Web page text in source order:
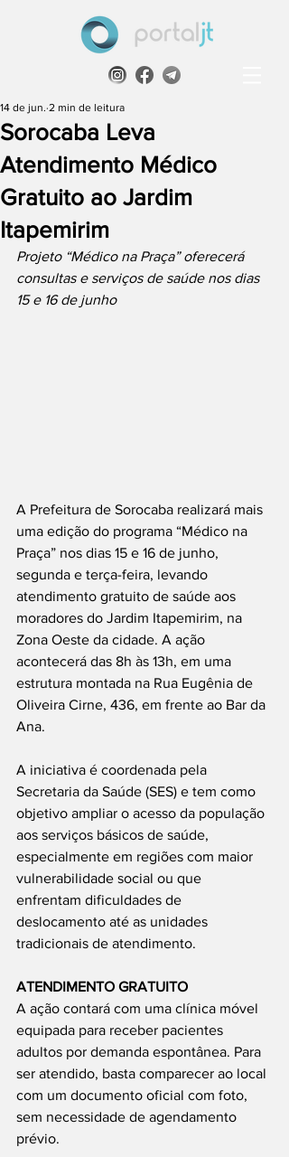
Sorocaba Leva
Atendimento Médico
Gratuito ao Jardim
Itapemirim
14 de jun. 2 min de leitura
Projeto “Médico na Praça” oferecerá
consultas e serviços de saúde nos dias
15 e 16 de junho
A Prefeitura de Sorocaba realizará mais
uma edição do programa “Médico na
Praça” nos dias 15 e 16 de junho,
segunda e terça-feira, levando
atendimento gratuito de saúde aos
moradores do Jardim Itapemirim, na
Zona Oeste da cidade. A ação
acontecerá das 8h às 13h, em uma
estrutura montada na Rua Eugênia de
Oliveira Cirne, 436, em frente ao Bar da
Ana.
A iniciativa é coordenada pela
Secretaria da Saúde (SES) e tem como
objetivo ampliar o acesso da população
aos serviços básicos de saúde,
especialmente em regiões com maior
vulnerabilidade social ou que
enfrentam dificuldades de
deslocamento até as unidades
tradicionais de atendimento.
ATENDIMENTO GRATUITO
A ação contará com uma clínica móvel
equipada para receber pacientes
adultos por demanda espontânea. Para
ser atendido, basta comparecer ao local
com um documento oficial com foto,
sem necessidade de agendamento
prévio.